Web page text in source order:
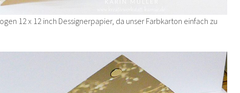
12 x 12 inch Dessignerpapier, da unser Farbkarton einfach zu